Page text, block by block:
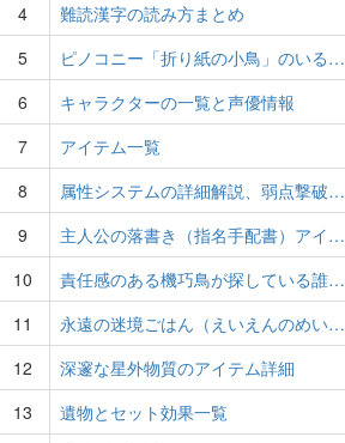
4
難読漢字の読み方まとめ
5
ピノコニー「折り紙の小鳥」のいる…
6
キャラクターの一覧と声優情報
7
アイテム一覧
8
属性システムの詳細解説、弱点撃破…
9
主人公の落書き（指名手配書）アイ…
10
責任感のある機巧鳥が探している誰…
11
永遠の迷境ごはん（えいえんのめい…
12
深邃な星外物質のアイテム詳細
13
遺物とセット効果一覧